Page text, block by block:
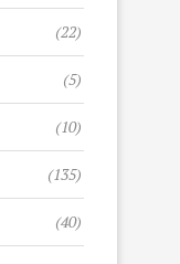
(22)
(5)
(10)
(135)
(40)